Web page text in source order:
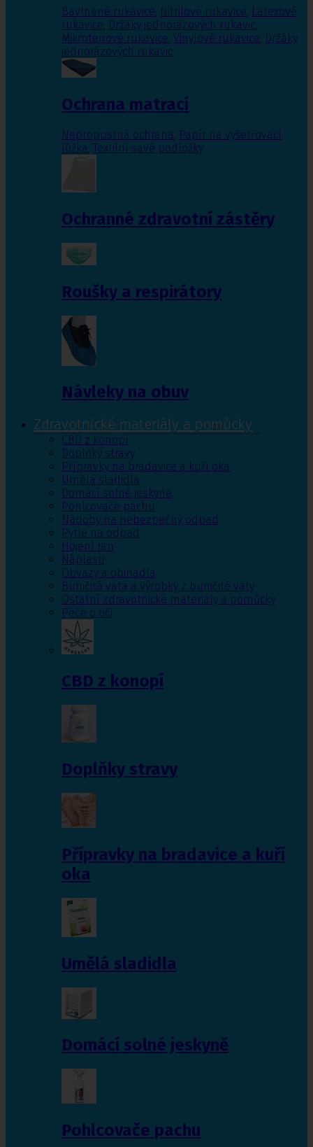
Bavlněné rukavice, Nitrilové rukavice, Latexové
rukavice, Držáky jednorázových rukavic,
Mikrotenové rukavice, Vinylové rukavice, Držáky
jednorázových rukavic
Ochrana matrací
Nepropustná ochrana, Papír na vyšetřovací
lůžka, Textilní savé podložky
Ochranné zdravotní zástěry
Roušky a respirátory
Návleky na obuv
Zdravotnické materiály a pomůcky
CBD z konopí
Doplňky stravy
Přípravky na bradavice a kuří oka
Umělá sladidla
Domácí solné jeskyně
Pohlcovače pachu
Nádoby na nebezpečný odpad
Pytle na odpad
Hojení ran
Náplasti
Obvazy a obinadla
Buničitá vata a výrobky z buničité vaty
Ostatní zdravotnické materiály a pomůcky
Péče o oči
CBD z konopí
Doplňky stravy
Přípravky na bradavice a kuří
oka
Umělá sladidla
Domácí solné jeskyně
Pohlcovače pachu